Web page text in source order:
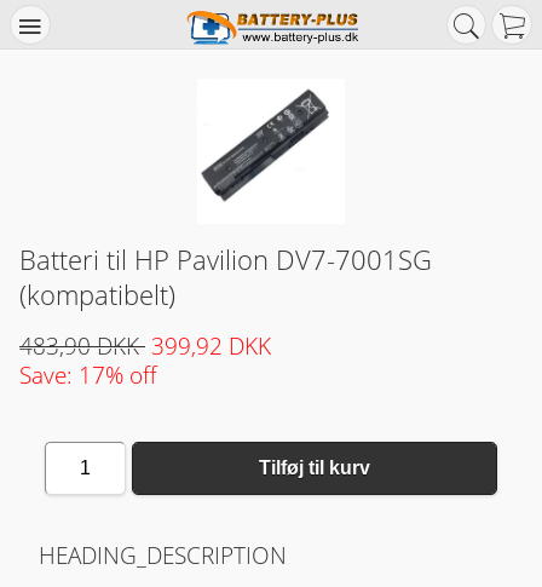
Batteri til HP Pavilion DV7-7001SG
(kompatibelt)
483,90 DKK 399,92 DKK
Save: 17% off
1 Tilføj til kurv
HEADING_DESCRIPTION